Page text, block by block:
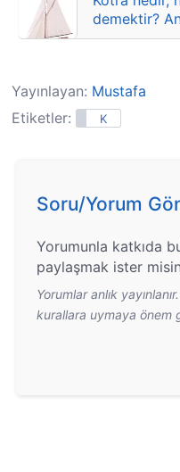
demektir?
Yayınlayan: Mustafa
Etiketler:
K
Soru/Yorum
Yorumunla katkıda
paylaşmak ister
Yorumlar anlık
kurallara uymaya önem